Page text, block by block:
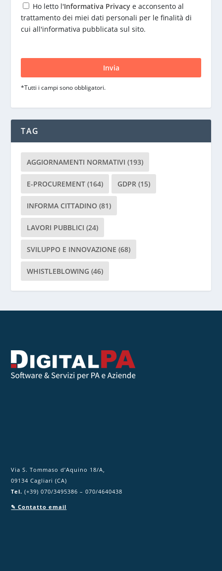
Ho letto l'Informativa Privacy e acconsento al
trattamento dei miei dati personali per le finalità di
cui all'informativa pubblicata sul sito.
i
r
e
d
s
i
r
v
o
u
o
c
a
*Tutti i campi sono obbligatori.
TAG
AGGIORNAMENTI NORMATIVI (193)
E-PROCUREMENT (164) GDPR (15)
INFORMA CITTADINO (81)
LAVORI PUBBLICI (24)
SVILUPPO E INNOVAZIONE (68)
WHISTLEBLOWING (46)
Via S. Tommaso d’Aquino 18/A,
09134 Cagliari (CA)
Tel. (+39) 070/3495386 – 070/4640438
✎ Contatto email